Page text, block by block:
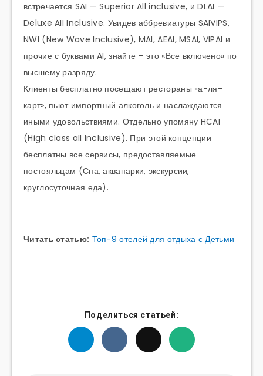
встречается SAI — Superior All inclusive, и DLAI —
Deluxe AII Inclusive. Увидев аббревиатуры SAIVIPS,
NWI (New Wave Inclusive), MAI, AEAI, MSAI, VIPAI и
прочие с буквами AI, знайте – это «Все включено» по
высшему разряду.
Клиенты бесплатно посещают рестораны «а-ля-
карт», пьют импортный алкоголь и наслаждаются
иными удовольствиями. Отдельно упомяну HCAI
(High class all Inclusive). При этой концепции
бесплатны все сервисы, предоставляемые
постояльцам (Спа, аквапарки, экскурсии,
круглосуточная еда).
Читать статью: Топ-9 отелей для отдыха с Детьми
Поделиться статьей: